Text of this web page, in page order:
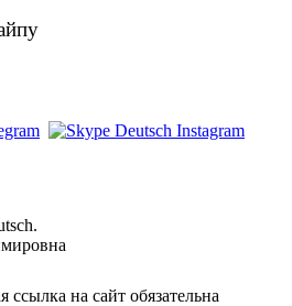
ссылка на сайт обязательна